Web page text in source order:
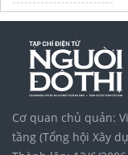
Tập đoàn Bcons Group
Cơ quan chủ quản:
tầng (Tổng hội Xây